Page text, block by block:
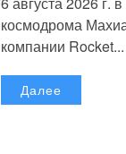
космодрома
компании Rocket...
Далее